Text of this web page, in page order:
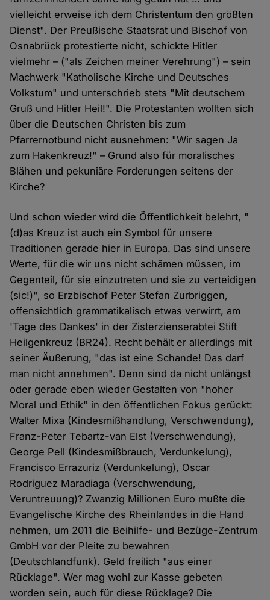
vielleicht erweise ich dem Christentum den größten
Dienst". Der Preußische Staatsrat und Bischof von
Osnabrück protestierte nicht, schickte Hitler
vielmehr – ("als Zeichen meiner Verehrung") – sein
Machwerk "Katholische Kirche und Deutsches
Volkstum" und unterschrieb stets "Mit deutschem
Gruß und Hitler Heil!". Die Protestanten wollten sich
über die Deutschen Christen bis zum
Pfarrernotbund nicht ausnehmen: "Wir sagen Ja
zum Hakenkreuz!" – Grund also für moralisches
Blähen und pekuniäre Forderungen seitens der
Kirche?
Und schon wieder wird die Öffentlichkeit belehrt, "
(d)as Kreuz ist auch ein Symbol für unsere
Traditionen gerade hier in Europa. Das sind unsere
Werte, für die wir uns nicht schämen müssen, im
Gegenteil, für sie einzutreten und sie zu verteidigen
(sic!)", so Erzbischof Peter Stefan Zurbriggen,
offensichtlich grammatikalisch etwas verwirrt, am
'Tage des Dankes' in der Zisterzienserabtei Stift
Heilgenkreuz (BR24). Recht behält er allerdings mit
seiner Äußerung, "das ist eine Schande! Das darf
man nicht annehmen". Denn sind da nicht unlängst
oder gerade eben wieder Gestalten von "hoher
Moral und Ethik" in den öffentlichen Fokus gerückt:
Walter Mixa (Kindesmißhandlung, Verschwendung),
Franz-Peter Tebartz-van Elst (Verschwendung),
George Pell (Kindesmißbrauch, Verdunkelung),
Francisco Errazuriz (Verdunkelung), Oscar
Rodriguez Maradiaga (Verschwendung,
Veruntreuung)? Zwanzig Millionen Euro mußte die
Evangelische Kirche des Rheinlandes in die Hand
nehmen, um 2011 die Beihilfe- und Bezüge-Zentrum
GmbH vor der Pleite zu bewahren
(Deutschlandfunk). Geld freilich "aus einer
Rücklage". Wer mag wohl zur Kasse gebeten
worden sein, auch für diese Rücklage? Die